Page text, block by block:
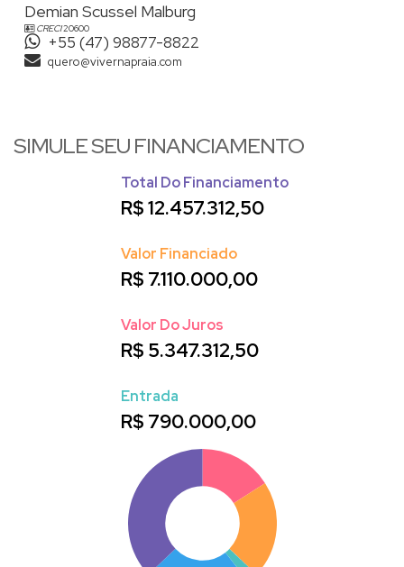
Demian Scussel Malburg
CRECI20600
+55 (47) 98877-8822
quero@vivernapraia.com
SIMULE SEU FINANCIAMENTO
Total Do Financiamento
R$12.457.312,50
Valor Financiado
R$ 7.110.000,00
Valor Do Juros
R$ 5.347.312,50
Entrada
R$ 790.000,00